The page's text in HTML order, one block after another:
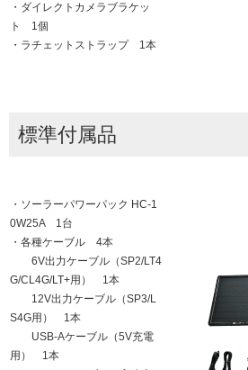
・ダイレクトカメラブラケッ
ト 1個
・ラチェットストラップ 1本
標準付属品
・ソーラーパワーパック HC-1
0W25A 1台
・各種ケーブル 4本
6V出力ケーブル（SP2/LT4
G/CL4G/LT+用） 1本
12V出力ケーブル（SP3/L
S4G用） 1本
USB-Aケーブル（5V充電
用） 1本